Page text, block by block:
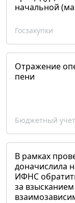
начальной
Госзакупки
Отражение
пени
Бюджетный учет
В рамках
доначислила
ИФНС
за